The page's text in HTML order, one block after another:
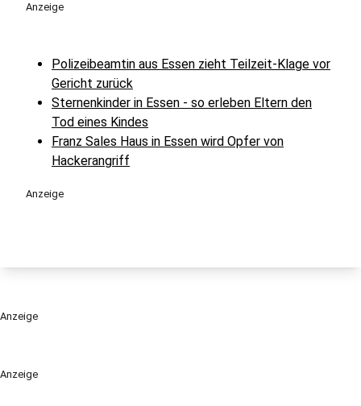
Anzeige
Anzeige
Polizeibeamtin aus Essen zieht Teilzeit-Klage vor
Gericht zurück
Sternenkinder in Essen - so erleben Eltern den
Tod eines Kindes
Franz Sales Haus in Essen wird Opfer von
Hackerangriff
Anzeige
Anzeige